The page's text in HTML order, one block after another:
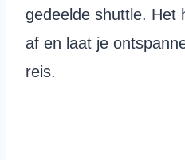
gedeelde shuttle. Het
af en laat je
reis.